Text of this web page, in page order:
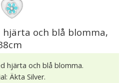
hjärta och blå blomma,
hjärta och blå blomma.
Äkta Silver.